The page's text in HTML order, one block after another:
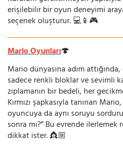
erişilebilir bir oyun deneyimi
seçenek oluşturur. 💻📱🎮
Mario Oyunları🍄
Mario dünyasına adım
sadece renkli bloklar ve sevimli
zıplamanın bir bedeli, her
Kırmızı şapkasıyla tanınan
oyuncuya da aynı soruyu
sonra mı?” Bu evrende ilerlemek
dikkat ister. 👸🏼